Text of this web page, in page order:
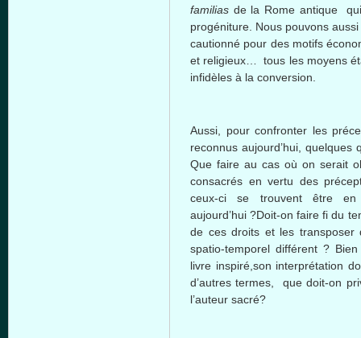
familias de la Rome antique
progéniture. Nous pouvons
cautionné pour des motifs
et religieux… tous les moyens
infidèles à la conversion.
Aussi, pour confronter les
reconnus aujourd’hui, quelques
Que faire au cas où on serait
consacrés en vertu des
ceux-ci se trouvent être
aujourd’hui ?Doit-on faire fi du
de ces droits et les transposer
spatio-temporel différent ?
livre inspiré,son interprétation
d’autres termes, que doit-on
l’auteur sacré?